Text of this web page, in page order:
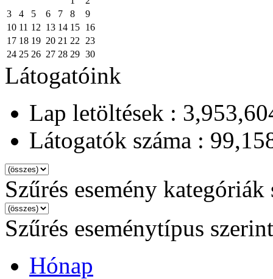
3
4 5 6 7 8
9
10 11 12 13 14 15 16
17 18 19 20 21 22
23
24 25 26 27 28 29 30
Látogatóink
Lap letöltések :
Látogatók száma :
Szűrés esemény kategóriák
Szűrés eseménytípus szerint
Hónap